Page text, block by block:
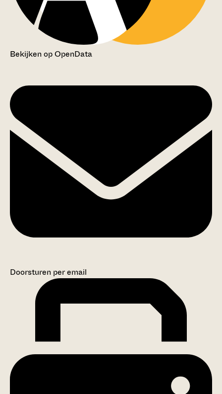
Bekijken op OpenData
Doorsturen per email